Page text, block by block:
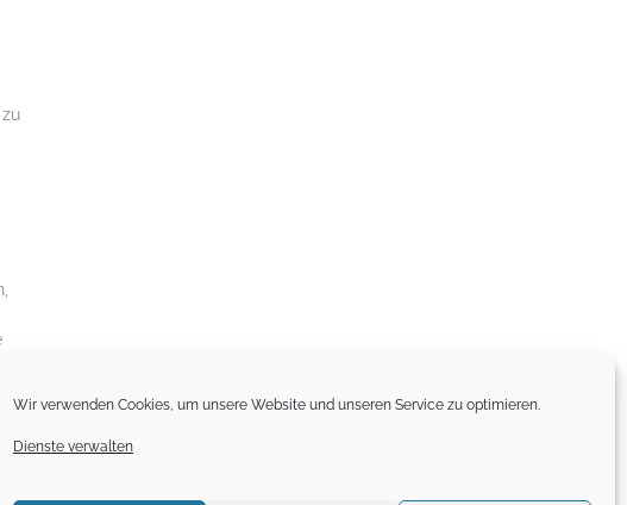
Wir verwenden Cookies, um unsere Website und unseren Service zu optimieren.
Dienste verwalten